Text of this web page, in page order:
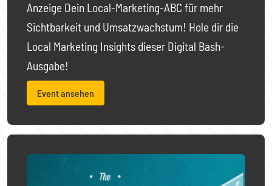
Anzeige Dein Local-Marketing-ABC für mehr
Sichtbarkeit und Umsatzwachstum! Hole dir die
Local Marketing Insights dieser Digital Bash-
Ausgabe!
Event ansehen